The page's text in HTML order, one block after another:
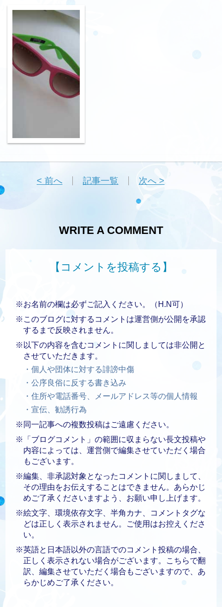
< 前へ 記事一覧 次へ >
WRITE A COMMENT
【コメントを投稿する】
※お名前の欄は必ずご記入ください。（H.N可）
※このブログに対するコメントは運営側が公開を承認
するまで反映されません。
※以下の内容を含むコメントに関しましては非公開と
させていただきます。
・個人や団体に対する誹謗中傷
・公序良俗に反する書き込み
・住所や電話番号、メールアドレス等の個人情報
・宣伝、勧誘行為
※同一記事への複数投稿はご遠慮ください。
※「ブログコメント」の範囲に収まらない長文投稿や
内容によっては、運営側で編集させていただく場合
もございます。
※編集、非承認対象となったコメントに関しまして、
その理由をお伝えすることはできません。あらかじ
めご了承くださいますよう、お願い申し上げます。
※絵文字、環境依存文字、半角カナ、コメントタグな
どは正しく表示されません。ご使用はお控えくださ
い。
※英語と日本語以外の言語でのコメント投稿の場合、
正しく表示されない場合がございます。こちらで翻
訳、編集させていただく場合もございますので、あ
らかじめご了承ください。